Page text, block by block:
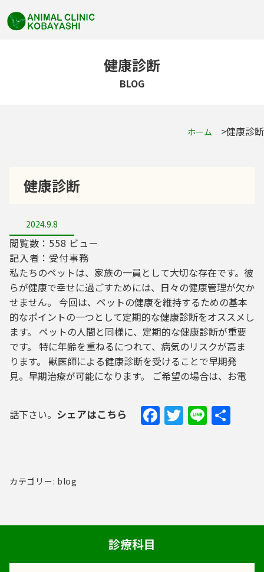
健康診断
BLOG
ホーム 健康診断
健康診断
2024.9.8
閲覧数：558 ビュー
記入者：受付事務
私たちのペットは、家族の一員として大切な存在です。彼
らが健康で幸せに過ごすためには、日々の健康管理が欠か
せません。 今回は、ペットの健康を維持するための基本
的なポイントの一つとして定期的な健康診断をオススメし
ます。 ペットの人間と同様に、定期的な健康診断が重要
です。 特に年齢を重ねるにつれて、病気のリスクが高ま
ります。 獣医師による健康診断を受けることで早期発
見。早期治療が可能になります。 ご希望の場合は、お電
話下さい。 シェアはこちら Facebook
Twitter
Line
カテゴリー: blog
診療科目